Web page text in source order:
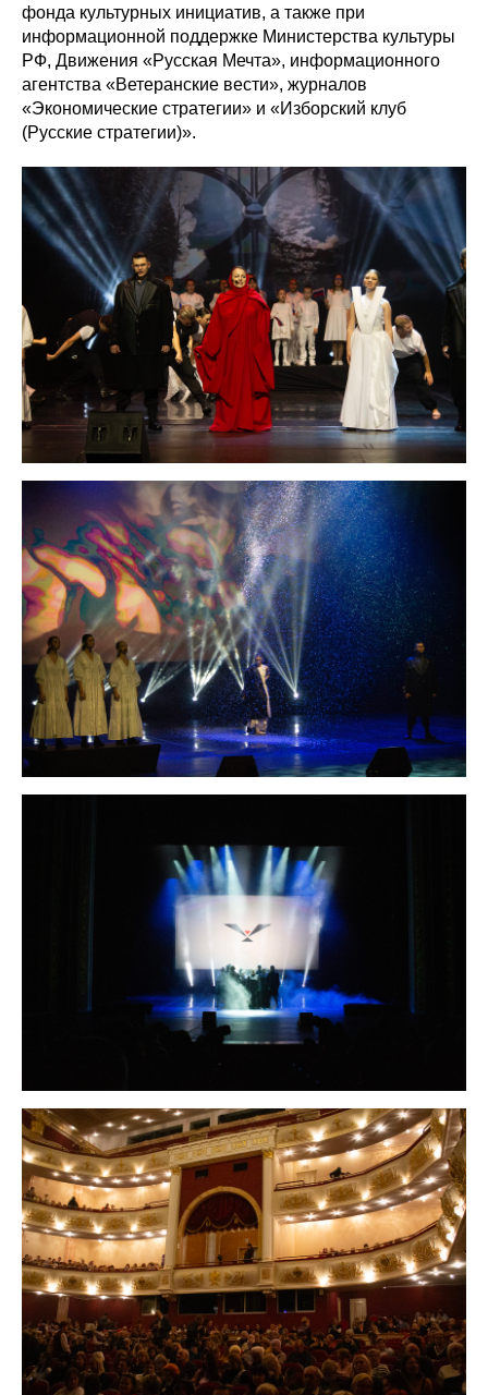
фонда культурных инициатив, а также при
информационной поддержке Министерства культуры
РФ, Движения «Русская Мечта», информационного
агентства «Ветеранские вести», журналов
«Экономические стратегии» и «Изборский клуб
(Русские стратегии)».